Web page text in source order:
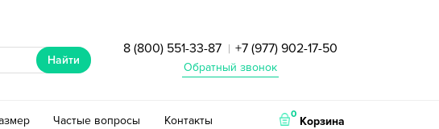
Найти
8 (800) 551-33-87 | +7 (977) 902-17-50
Обратный звонок
Частые вопросы Контакты 0
Корзина